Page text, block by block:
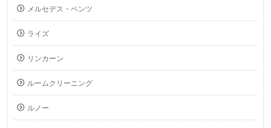
メルセデス・ベンツ
ライズ
リンカーン
ルームクリーニング
ルノー